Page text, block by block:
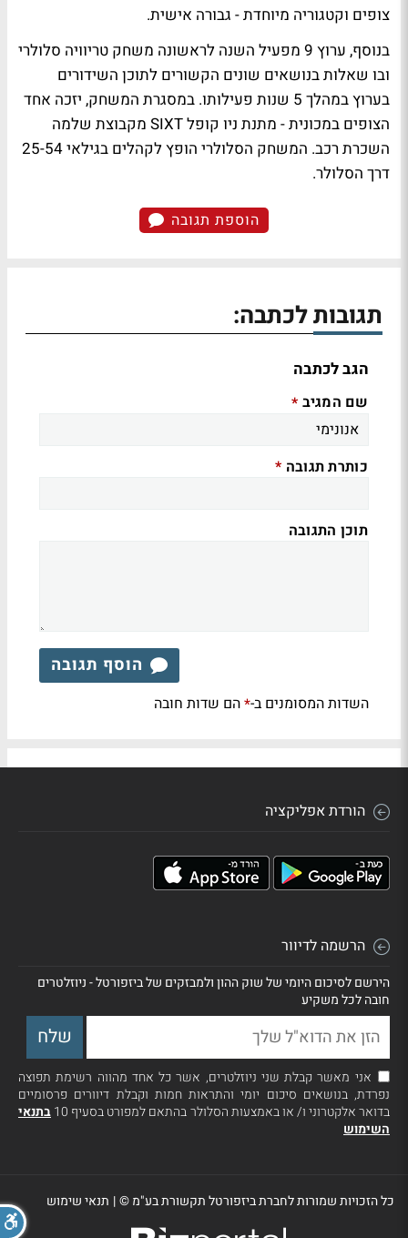
צופים וקטגוריה מיוחדת - גבורה אישית.
בנוסף, ערוץ 9 מפעיל השנה לראשונה משחק טריוויה סלולרי
ובו שאלות בנושאים שונים הקשורים לתוכן השידורים
בערוץ במהלך 5 שנות פעילותו. במסגרת המשחק, יזכה אחד
הצופים במכונית - מתנת ניו קופל SIXT מקבוצת שלמה
השכרת רכב. המשחק הסלולרי הופץ לקהלים בגילאי 25-54
דרך הסלולר.
הוספת תגובה
תגובות לכתבה:
הגב לכתבה
שם המגיב *
כותרת תגובה *
תוכן התגובה
הוסף תגובה
השדות המסומנים ב-*הם שדות חובה
הורדת אפליקציה
הרשמה לדיוור
הירשם לסיכום היומי של שוק ההון ולמבזקים של ביזפורטל - ניוזלטרים
חובה לכל משקיע
אני מאשר קבלת שני ניוזלטרים, אשר כל אחד מהווה רשימת תפוצה
נפרדת, בנושאים סיכום יומי והתראות חמות וקבלת דיוורים פרסומיים
בדואר אלקטרוני ו/ או באמצעות הסלולר בהתאם למפורט בסעיף 10
בתנאי
השימוש
כל הזכויות שמורות לחברת ביזפורטל תקשורת בע"מ ©| תנאי שימוש